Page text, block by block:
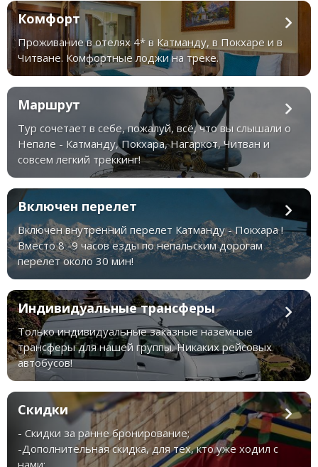
Комфорт
Проживание в отелях 4* в Катманду, в Покхаре и в
Читване. Комфортные лоджи на треке.
Маршрут
Тур сочетает в себе, пожалуй, всё, что вы слышали о
Непале - Катманду, Покхара, Нагаркот, Читван и
совсем легкий треккинг!
Включен перелет
Включен внутренний перелет Катманду - Покхара !
Вместо 8 -9 часов езды по непальским дорогам
перелет около 30 мин!
Индивидуальные трансферы
Только индивидуальные заказные наземные
трансферы для нашей группы. Никаких рейсовых
автобусов!
Скидки
- Скидки за ранне бронирование;
-Дополнительная скидка, для тех, кто уже ходил с
нами;